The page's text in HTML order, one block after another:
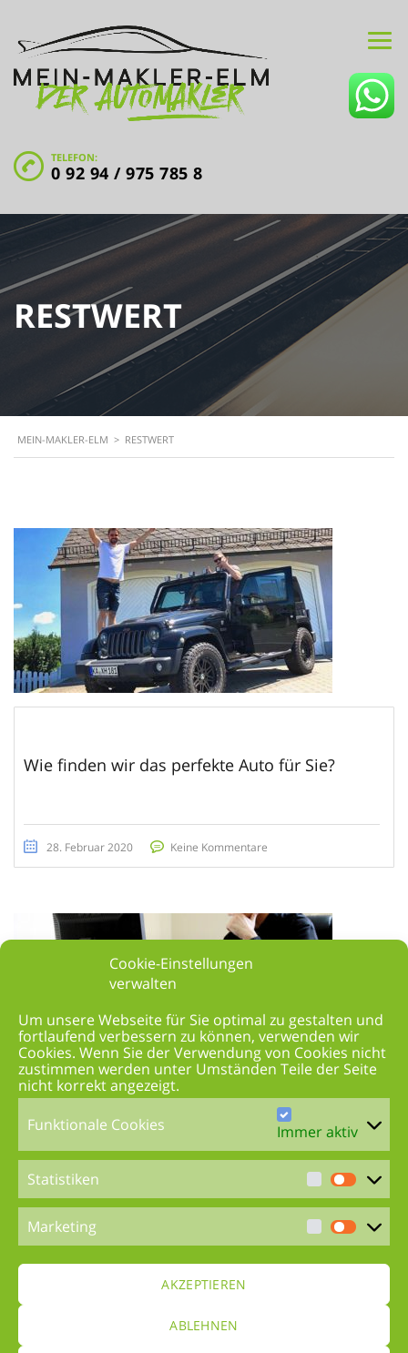
Cookie-Einstellungen
verwalten
Um unsere Webseite für Sie optimal zu gestalten und
fortlaufend verbessern zu können, verwenden wir
Cookies. Wenn Sie der Verwendung von Cookies nicht
zustimmen werden unter Umständen Teile der Seite
nicht korrekt angezeigt.
Funktionale Cookies
Immer aktiv
Statistiken
Marketing
AKZEPTIEREN
ABLEHNEN
TELEFON:
0 92 94 / 975 785 8
RESTWERT
MEIN-MAKLER-ELM > RESTWERT
Wie finden wir das perfekte Auto für Sie?
28. Februar 2020 Keine Kommentare
Die Rückgabe bei einer Autofinanzierung
17. Februar 2020